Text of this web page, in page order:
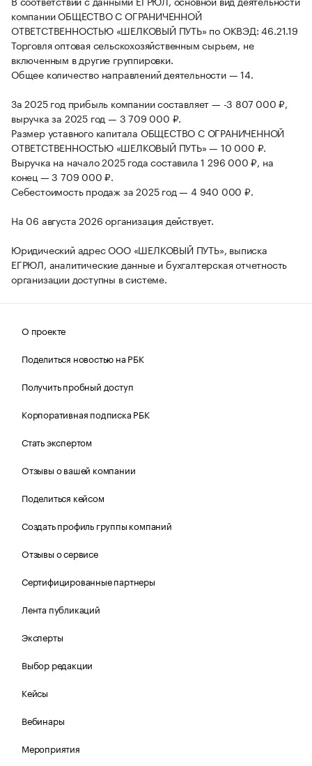
компании ОБЩЕСТВО С ОГРАНИЧЕННОЙ
ОТВЕТСТВЕННОСТЬЮ «ШЕЛКОВЫЙ ПУТЬ» по ОКВЭД: 46.21.19
Торговля оптовая сельскохозяйственным сырьем, не
включенным в другие группировки.
Общее количество направлений деятельности — 14.
За 2025 год прибыль компании составляет — -3 807 000 ₽,
выручка за 2025 год — 3 709 000 ₽.
Размер уставного капитала ОБЩЕСТВО С ОГРАНИЧЕННОЙ
ОТВЕТСТВЕННОСТЬЮ «ШЕЛКОВЫЙ ПУТЬ» — 10 000 ₽.
Выручка на начало 2025 года составила 1 296 000 ₽, на
конец — 3 709 000 ₽.
Себестоимость продаж за 2025 год — 4 940 000 ₽.
На 06 августа 2026 организация действует.
Юридический адрес ООО «ШЕЛКОВЫЙ ПУТЬ», выписка
ЕГРЮЛ, аналитические данные и бухгалтерская отчетность
организации доступны в системе.
О проекте
Поделиться новостью на РБК
Получить пробный доступ
Корпоративная подписка РБК
Стать экспертом
Отзывы о вашей компании
Поделиться кейсом
Создать профиль группы компаний
Отзывы о сервисе
Сертифицированные партнеры
Лента публикаций
Эксперты
Выбор редакции
Кейсы
Вебинары
Мероприятия